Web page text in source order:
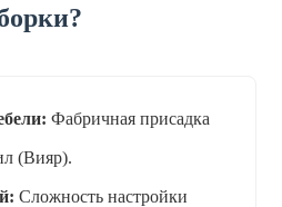
Фабричная присадка
(Вияр).
Сложность настройки